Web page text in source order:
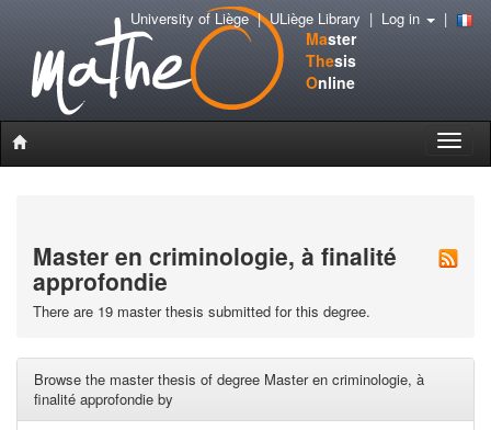
Master
Thesis
Online
Toggle
University of Liège|ULiège Library | Log in |
Master en criminologie, à finalité
approfondie
There are 19 master thesis submitted for this degree.
Browse the master thesis of degree Master en criminologie, à
finalité approfondie by